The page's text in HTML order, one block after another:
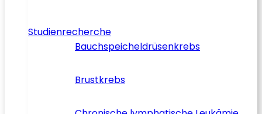
Studienrecherche
Bauchspeicheldrüsenkrebs
Brustkrebs